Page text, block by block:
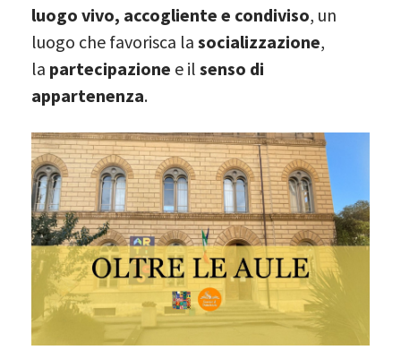
luogo vivo, accogliente e condiviso, un
luogo che favorisca la socializzazione,
la partecipazione e il senso di
appartenenza.